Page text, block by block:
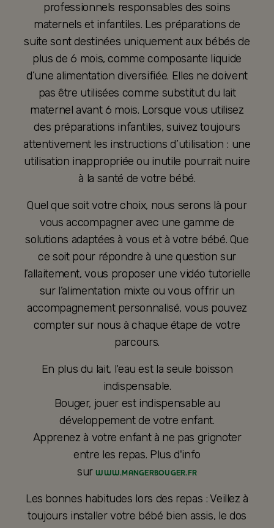
professionnels responsables des soins
maternels et infantiles. Les préparations de
suite sont destinées uniquement aux bébés de
plus de 6 mois, comme composante liquide
d’une alimentation diversifiée. Elles ne doivent
pas être utilisées comme substitut du lait
maternel avant 6 mois. Lorsque vous utilisez
des préparations infantiles, suivez toujours
attentivement les instructions d’utilisation : une
utilisation inappropriée ou inutile pourrait nuire
à la santé de votre bébé.
Quel que soit votre choix, nous serons là pour
vous accompagner avec une gamme de
solutions adaptées à vous et à votre bébé. Que
ce soit pour répondre à une question sur
l’allaitement, vous proposer une vidéo tutorielle
sur l’alimentation mixte ou vous offrir un
accompagnement personnalisé, vous pouvez
compter sur nous à chaque étape de votre
parcours.
En plus du lait, l'eau est la seule boisson
indispensable.
Bouger, jouer est indispensable au
développement de votre enfant.
Apprenez à votre enfant à ne pas grignoter
entre les repas. Plus d'info
surWWW.MANGERBOUGER.FR
Les bonnes habitudes lors des repas : Veillez à
toujours installer votre bébé bien assis, le dos